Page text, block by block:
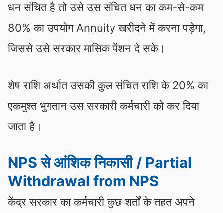
धन संचित है तो उसे उस संचित धन का कम-से-कम
80% का उपयोग Annuity खरीदने में करना पड़ेगा,
जिससे उसे सरकार मासिक पेंशन दे सके।
शेष राशि अर्थात उसकी कुल संचित राशि के 20% का
एकमुश्त भुगतान उस सरकारी कर्मचारी को कर दिया
जाता है।
NPS से आंशिक निकासी / Partial
Withdrawal from NPS
केंद्र सरकार का कर्मचारी कुछ शर्तों के तहत अपने